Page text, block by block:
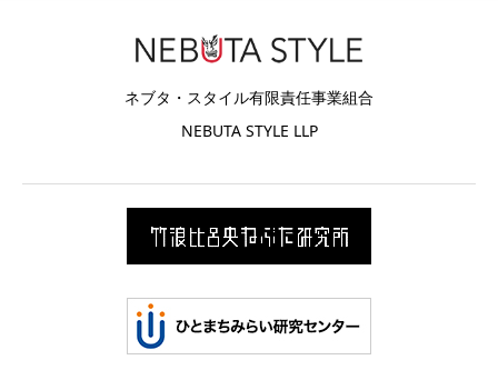
ネブタ・スタイル有限責任事業組合
NEBUTA STYLE LLP